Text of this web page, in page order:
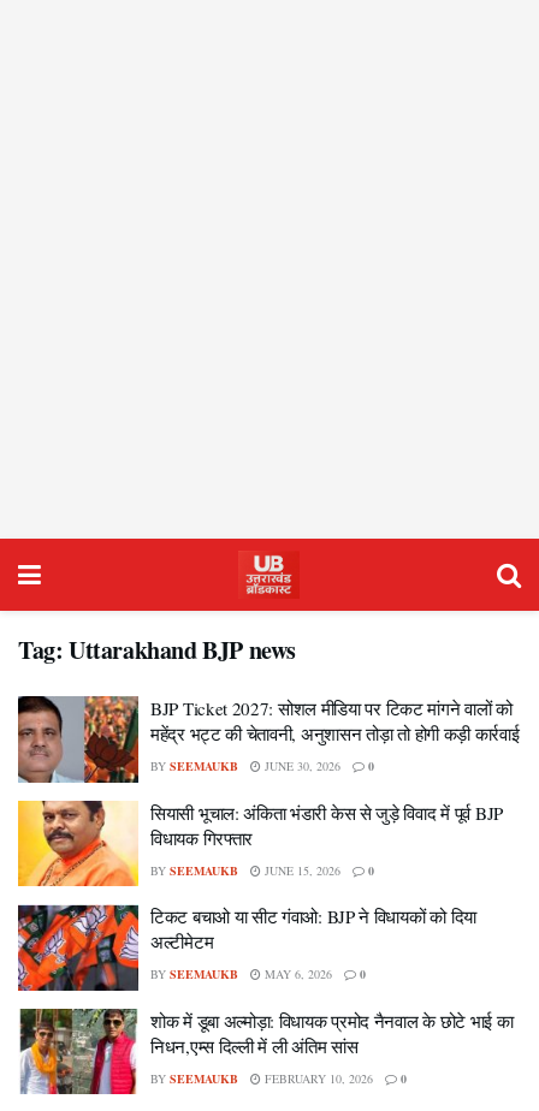
Tag: Uttarakhand BJP news
BJP Ticket 2027: सोशल मीडिया पर टिकट मांगने वालों को
महेंद्र भट्ट की चेतावनी, अनुशासन तोड़ा तो होगी कड़ी कार्रवाई
BY SEEMAUKB JUNE 30, 2026 0
सियासी भूचाल: अंकिता भंडारी केस से जुड़े विवाद में पूर्व BJP
विधायक गिरफ्तार
BY SEEMAUKB JUNE 15, 2026 0
टिकट बचाओ या सीट गंवाओ: BJP ने विधायकों को दिया
अल्टीमेटम
BY SEEMAUKB MAY 6, 2026 0
शोक में डूबा अल्मोड़ा: विधायक प्रमोद नैनवाल के छोटे भाई का
निधन,एम्स दिल्ली में ली अंतिम सांस
BY SEEMAUKB FEBRUARY 10, 2026 0